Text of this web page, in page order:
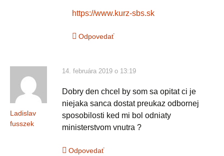
https://www.kurz-sbs.sk
Odpovedať
Ladislav
fusszek
14. februára 2019 o 13:19
Dobry den chcel by som sa opitat ci je
niejaka sanca dostat preukaz odbornej
sposobilosti ked mi bol odniaty
ministerstvom vnutra ?
Odpovedať